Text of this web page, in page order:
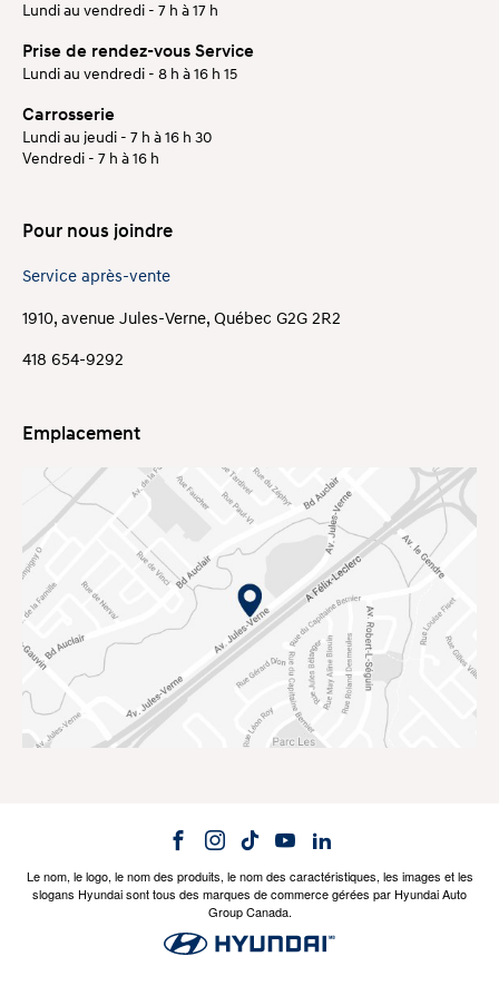
Lundi au vendredi - 7 h à 17 h
Prise de rendez-vous Service
Lundi au vendredi - 8 h à 16 h 15
Carrosserie
Lundi au jeudi - 7 h à 16 h 30
Vendredi - 7 h à 16 h
Pour nous joindre
Service après-vente
1910, avenue Jules-Verne, Québec G2G 2R2
418 654-9292
Emplacement
Le nom, le logo, le nom des produits, le nom des caractéristiques, les images et les
slogans Hyundai sont tous des marques de commerce gérées par Hyundai Auto
Group Canada.